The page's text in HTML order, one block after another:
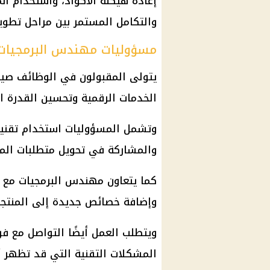
والتكامل المستمر بين مراحل
مسؤوليات مهندس
يتولى المقبولون في الوظائف
الخدمات الرقمية وتحسين القدرة
وتشمل المسؤوليات استخدام
والمشاركة في تحويل متطلبات
كما يتعاون مهندس البرمجيات مع
وإضافة خصائص جديدة إلى
ويتطلب العمل أيضًا التواصل مع
المشكلات التقنية التي قد تظهر